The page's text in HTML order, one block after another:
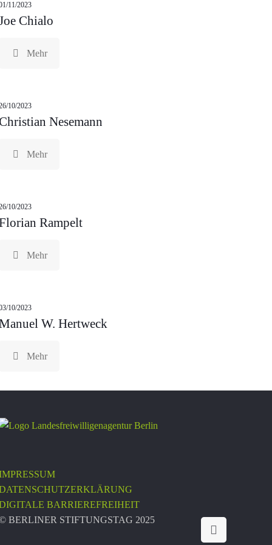
11/2023
Chialo
Mehr
10/2023
Nesemann
Mehr
10/2023
Rampelt
Mehr
10/2023
W. Hertweck
Mehr
BARRIEREFREIHEIT
BERLINER STIFTUNGSTAG 2025